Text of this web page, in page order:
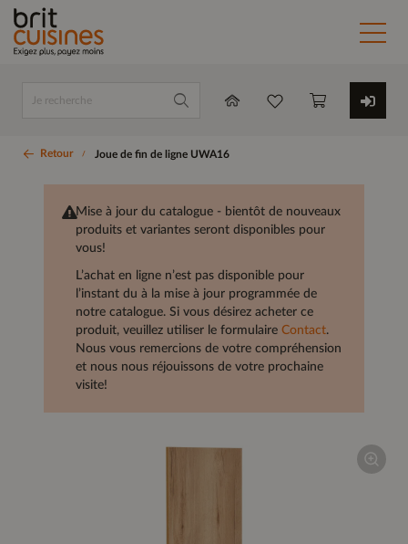
Retour Joue de fin de ligne UWA16
Mise à jour du catalogue - bientôt de nouveaux
produits et variantes seront disponibles pour
vous!
L’achat en ligne n’est pas disponible pour
l’instant du à la mise à jour programmée de
notre catalogue. Si vous désirez acheter ce
produit, veuillez utiliser le formulaire Contact.
Nous vous remercions de votre compréhension
et nous nous réjouissons de votre prochaine
visite!